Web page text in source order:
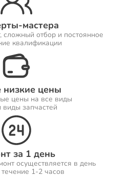
мастера
сложный отбор и постоянное
квалификации
цены
цены на все виды
виды запчастей
за 1 день
осуществляется в день
1-2 часов
систем